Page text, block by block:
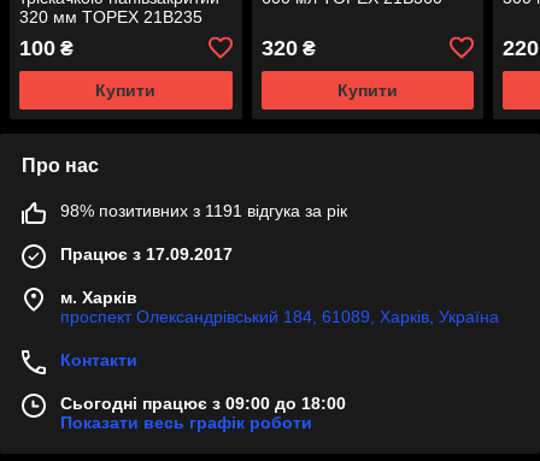
320 мм TOPEX 21B235
100 ₴
Купити
320₴
Купити
220
Про нас
98% позитивних з 1191 відгука за рік
Працює з 17.09.2017
м. Харків
проспект Олександрівський 184, 61089, Харків, Україна
Контакти
Сьогодні працює з 09:00 до 18:00
Показати весь графік роботи